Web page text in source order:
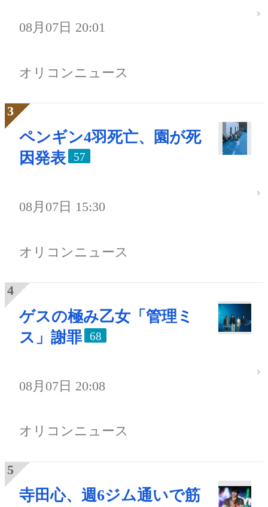
08月07日 20:01
オリコンニュース
ペンギン4羽死亡、園が死
因発表
57
08月07日 15:30
オリコンニュース
ゲスの極み乙女「管理ミ
ス」謝罪
68
08月07日 20:08
オリコンニュース
寺田心、週6ジム通いで筋